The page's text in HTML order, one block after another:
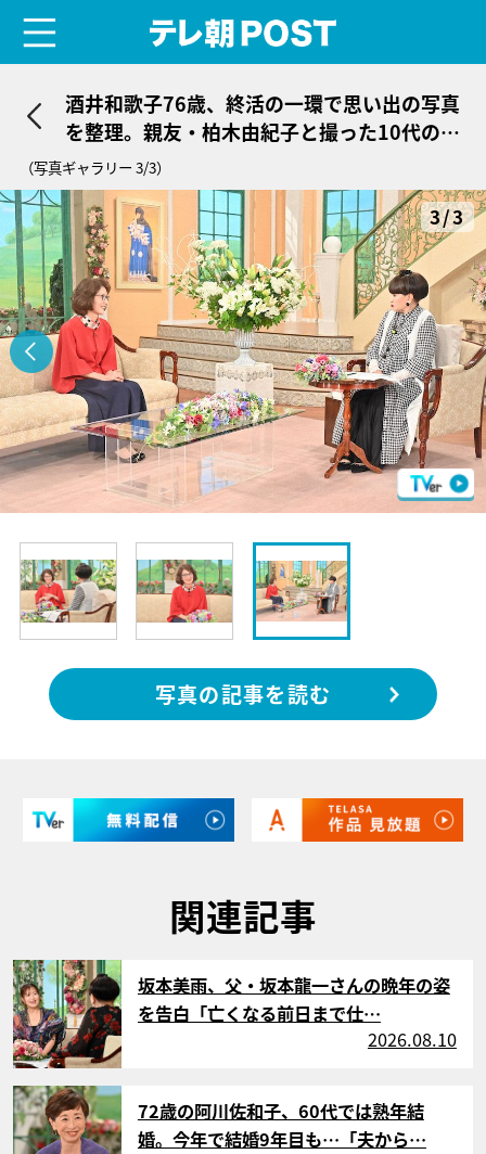
酒井和歌子76歳、終活の一環で思い出の写真
を整理。親友・柏木由紀子と撮った10代の写
真も
（写真ギャラリー 3/3）
3/3
写真の記事を読む
関連記事
サムネイル
坂本美雨、父・坂本龍一さんの晩年の姿
を告白「亡くなる前日まで仕…
2026.08.10
サムネイル
72歳の阿川佐和子、60代では熟年結
婚。今年で結婚9年目も…「夫から…